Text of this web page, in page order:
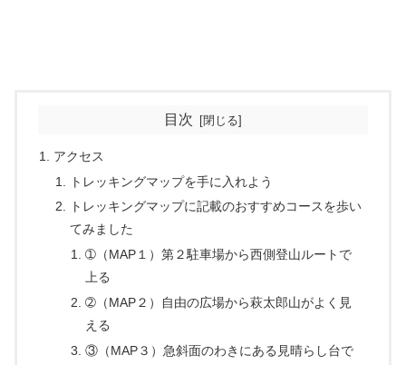
目次
アクセス
トレッキングマップを手に入れよう
トレッキングマップに記載のおすすめコースを歩い
てみました
➀（MAP１）第２駐車場から西側登山ルートで
上る
➁（MAP２）自由の広場から萩太郎山がよく見
える
③（MAP３）急斜面のわきにある見晴らし台で